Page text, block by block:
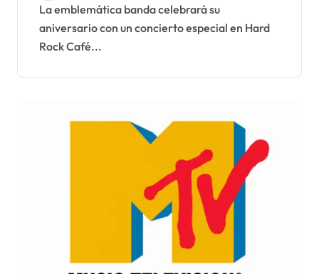
dominicano
La emblemática banda celebrará su
aniversario con un concierto especial en Hard
Rock Café...